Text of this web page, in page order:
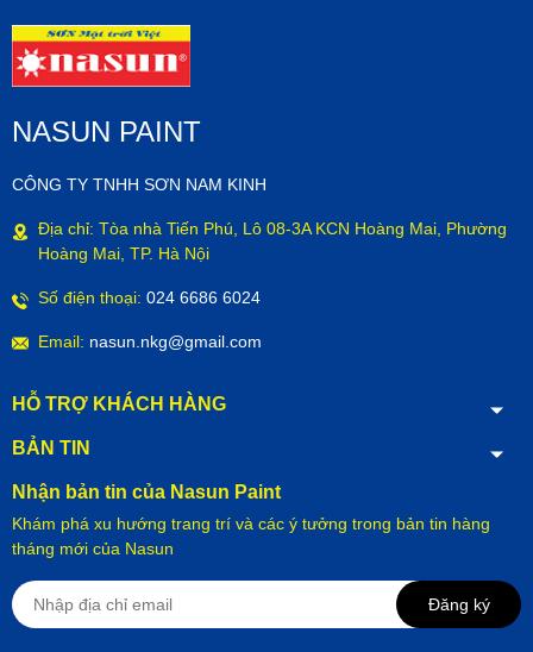
NASUN PAINT
CÔNG TY TNHH SƠN NAM KINH
Địa chỉ: Tòa nhà Tiến Phú, Lô 08-3A KCN Hoàng Mai, Phường
Hoàng Mai, TP. Hà Nội
Số điện thoại: 024 6686 6024
Email: nasun.nkg@gmail.com
HỖ TRỢ KHÁCH HÀNG
BẢN TIN
Nhận bản tin của Nasun Paint
Khám phá xu hướng trang trí và các ý tưởng trong bản tin hàng
tháng mới của Nasun
Đăng ký